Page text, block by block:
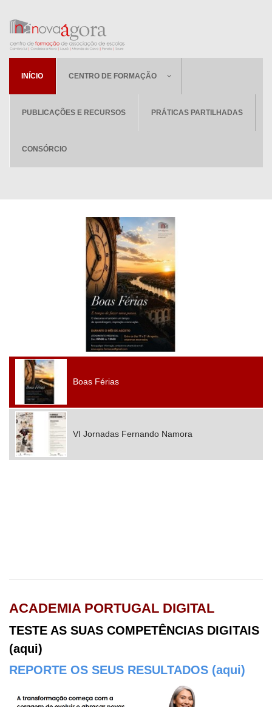
INÍCIO CENTRO DE FORMAÇÃO
PUBLICAÇÕES E RECURSOS PRÁTICAS PARTILHADAS
CONSÓRCIO
Boas Férias
VI Jornadas Fernando Namora
ACADEMIA PORTUGAL DIGITAL
TESTE AS SUAS COMPETÊNCIAS DIGITAIS
(aqui)
REPORTE OS SEUS RESULTADOS (aqui)